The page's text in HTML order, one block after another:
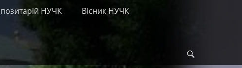
НУЧК
Вісник НУЧК